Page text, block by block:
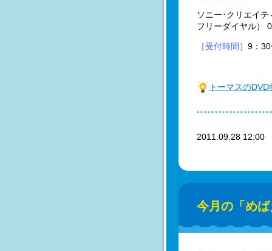
ソニー･クリエイ
フリーダイヤル）
［受付時間］ 9：
トーマスの
2011.09.28
今月の「め